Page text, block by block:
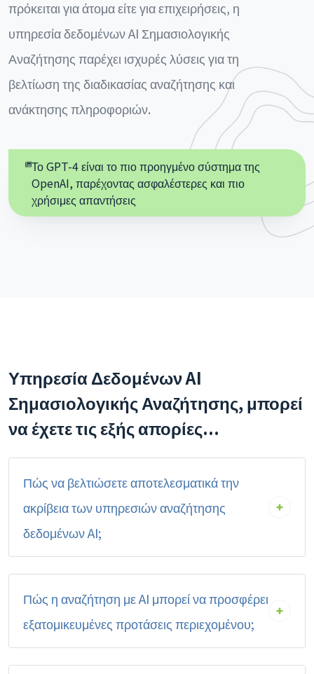
πρόκειται για άτομα είτε για επιχειρήσεις, η
υπηρεσία δεδομένων AI Σημασιολογικής
Αναζήτησης παρέχει ισχυρές λύσεις για τη
βελτίωση της διαδικασίας αναζήτησης και
ανάκτησης πληροφοριών.
Το GPT-4 είναι το πιο προηγμένο σύστημα της
OpenAI, παρέχοντας ασφαλέστερες και πιο
χρήσιμες απαντήσεις
Υπηρεσία Δεδομένων AI
Σημασιολογικής Αναζήτησης, μπορεί
να έχετε τις εξής απορίες...
Πώς να βελτιώσετε αποτελεσματικά την
ακρίβεια των υπηρεσιών αναζήτησης
δεδομένων AI;
Πώς η αναζήτηση με AI μπορεί να προσφέρει
εξατομικευμένες προτάσεις περιεχομένου;